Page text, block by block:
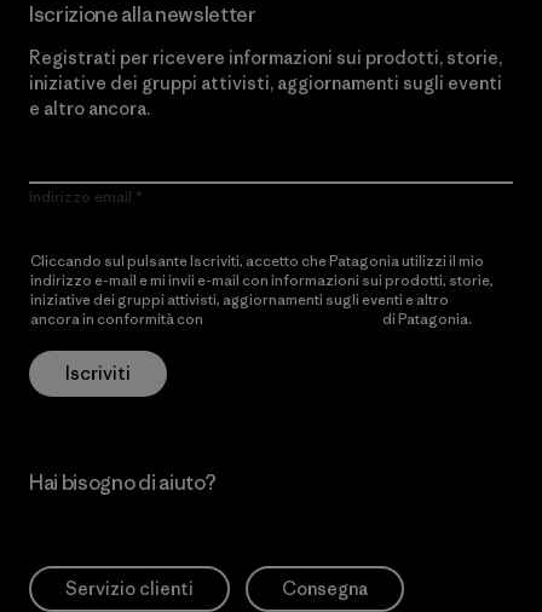
Iscrizione alla newsletter
Registrati per ricevere informazioni sui prodotti, storie,
iniziative dei gruppi attivisti, aggiornamenti sugli eventi
e altro ancora.
Indirizzo email
Cliccando sul pulsante Iscriviti, accetto che Patagonia utilizzi il mio
indirizzo e-mail e mi invii e-mail con informazioni sui prodotti, storie,
iniziative dei gruppi attivisti, aggiornamenti sugli eventi e altro
ancora in conformità con
di Patagonia.
Iscriviti
Hai bisogno di aiuto?
Servizio clienti Consegna